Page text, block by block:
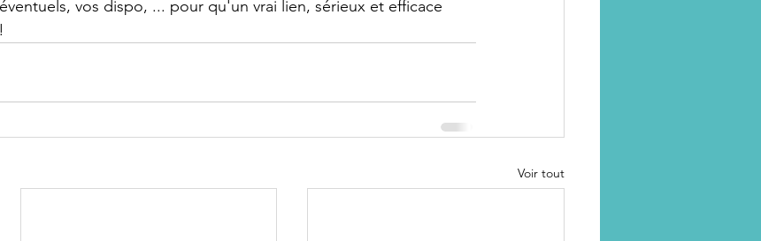
vos dispo, ... pour qu'un vrai lien, sérieux et efficace
Voir tout